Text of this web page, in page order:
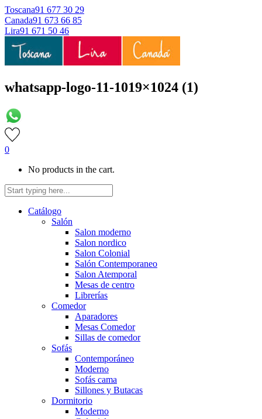
Toscana91 677 30 29
Canada91 673 66 85
Lira91 671 50 46
whatsapp-logo-11-1019×1024 (1)
0
No products in the cart.
Catálogo
Salón
Salon moderno
Salon nordico
Salon Colonial
Salón Contemporaneo
Salon Atemporal
Mesas de centro
Librerías
Comedor
Aparadores
Mesas Comedor
Sillas de comedor
Sofás
Contemporáneo
Moderno
Sofás cama
Sillones y Butacas
Dormitorio
Moderno